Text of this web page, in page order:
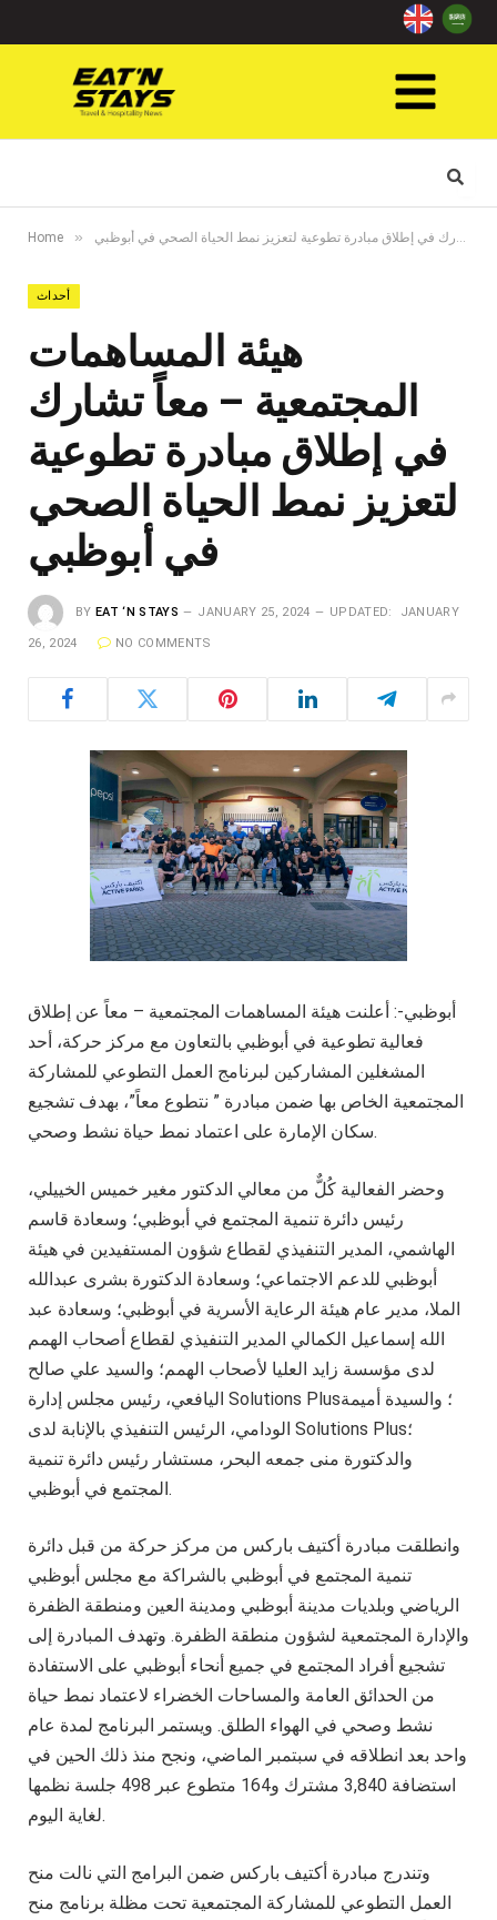
Home » هيئة المساهمات المجتمعية – معاً تشارك في إطلاق مبادرة تطوعية لتعزيز نمط الحياة الصحي في أبوظبي
أحداث
هيئة المساهمات
المجتمعية – معاً تشارك
في إطلاق مبادرة تطوعية
لتعزيز نمط الحياة الصحي
في أبوظبي
BY EAT ‘N STAYS JANUARY 25, 2024 UPDATED: JANUARY
26, 2024 NO COMMENTS
أبوظبي-: أعلنت هيئة المساهمات المجتمعية – معاً عن إطلاق
فعالية تطوعية في أبوظبي بالتعاون مع مركز حركة، أحد
المشغلين المشاركين لبرنامج العمل التطوعي للمشاركة
المجتمعية الخاص بها ضمن مبادرة ” نتطوع معاً”، بهدف تشجيع
سكان الإمارة على اعتماد نمط حياة نشط وصحي.
وحضر الفعالية كُلٌّ من معالي الدكتور مغير خميس الخييلي،
رئيس دائرة تنمية المجتمع في أبوظبي؛ وسعادة قاسم
الهاشمي، المدير التنفيذي لقطاع شؤون المستفيدين في هيئة
أبوظبي للدعم الاجتماعي؛ وسعادة الدكتورة بشرى عبدالله
الملا، مدير عام هيئة الرعاية الأسرية في أبوظبي؛ وسعادة عبد
الله إسماعيل الكمالي المدير التنفيذي لقطاع أصحاب الهمم
لدى مؤسسة زايد العليا لأصحاب الهمم؛ والسيد علي صالح
اليافعي، رئيس مجلس إدارة Solutions Plus؛ والسيدة أميمة
الودامي، الرئيس التنفيذي بالإنابة لدى Solutions Plus؛
والدكتورة منى جمعه البحر، مستشار رئيس دائرة تنمية
المجتمع في أبوظبي.
وانطلقت مبادرة أكتيف باركس من مركز حركة من قبل دائرة
تنمية المجتمع في أبوظبي بالشراكة مع مجلس أبوظبي
الرياضي وبلديات مدينة أبوظبي ومدينة العين ومنطقة الظفرة
والإدارة المجتمعية لشؤون منطقة الظفرة. وتهدف المبادرة إلى
تشجيع أفراد المجتمع في جميع أنحاء أبوظبي على الاستفادة
من الحدائق العامة والمساحات الخضراء لاعتماد نمط حياة
نشط وصحي في الهواء الطلق. ويستمر البرنامج لمدة عام
واحد بعد انطلاقه في سبتمبر الماضي، ونجح منذ ذلك الحين في
استضافة 3,840 مشترك و164 متطوع عبر 498 جلسة نظمها
لغاية اليوم.
وتندرج مبادرة أكتيف باركس ضمن البرامج التي نالت منح
العمل التطوعي للمشاركة المجتمعية تحت مظلة برنامج منح